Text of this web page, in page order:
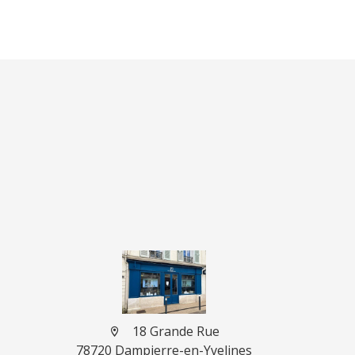
18 Grande Rue
78720 Dampierre-en-Yvelines